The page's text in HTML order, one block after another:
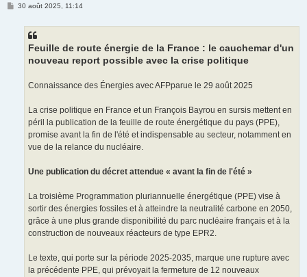
M30 août 2025, 11:14
Feuille de route énergie de la France : le cauchemar d'un
nouveau report possible avec la crise politique
Connaissance des Énergies avec AFPparue le 29 août 2025
La crise politique en France et un François Bayrou en sursis mettent en
péril la publication de la feuille de route énergétique du pays (PPE),
promise avant la fin de l'été et indispensable au secteur, notamment en
vue de la relance du nucléaire.
Une publication du décret attendue « avant la fin de l'été »
La troisième Programmation pluriannuelle énergétique (PPE) vise à
sortir des énergies fossiles et à atteindre la neutralité carbone en 2050,
grâce à une plus grande disponibilité du parc nucléaire français et à la
construction de nouveaux réacteurs de type EPR2.
Le texte, qui porte sur la période 2025-2035, marque une rupture avec
la précédente PPE, qui prévoyait la fermeture de 12 nouveaux